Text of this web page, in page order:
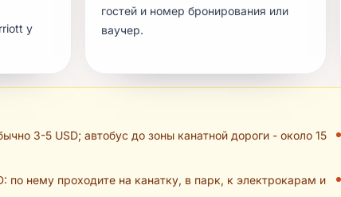
у
гостей и номер бронирования или
ваучер.
3-5 USD; автобус до зоны канатной дороги - около 15
по нему проходите на канатку, в парк, к электрокарам и